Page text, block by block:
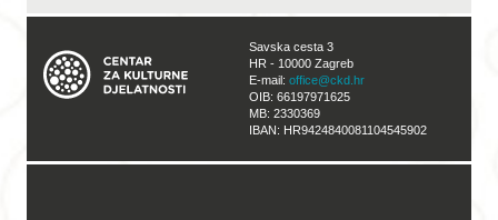
Savska cesta 3
HR - 10000 Zagreb
E-mail: office@ckd.hr
OIB: 66197971625
MB: 2330369
IBAN: HR9424840081104545902